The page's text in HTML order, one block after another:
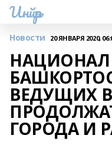
Инйәр
Новости 20 ЯНВАРЯ 2020,
ВЕДУЩИХ
ГОРОДА И